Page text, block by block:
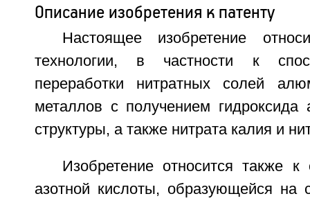
Описание изобретения к патенту
Настоящее изобретение
технологии, в частности к
переработки нитратных солей
металлов с получением
структуры, а также нитрата калия и
Изобретение относится также к
азотной кислоты, образующейся на